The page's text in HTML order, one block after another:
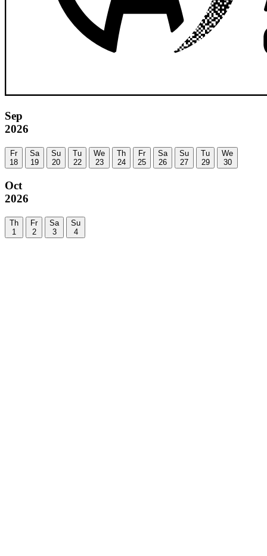
Sep
2026
Fr
18
Sa
19
Su
20
Tu
22
We
23
Th
24
Fr
25
Sa
26
Su
27
Tu
29
We
30
Oct
2026
Th
1
Fr
2
Sa
3
Su
4